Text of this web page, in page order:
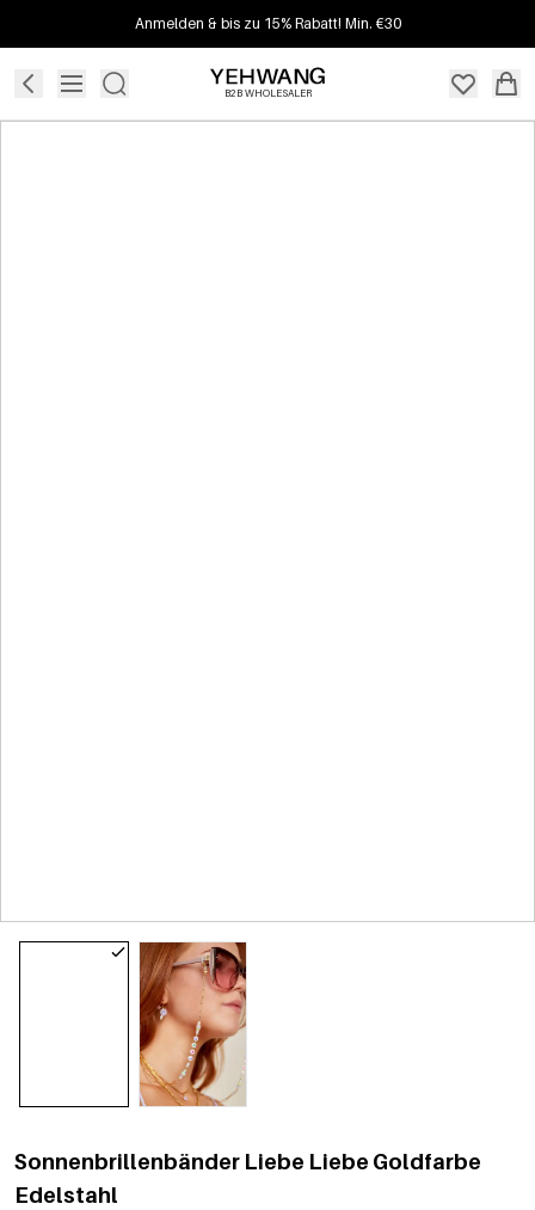
Anmelden & bis zu 15% Rabatt! Min. €30
B2B WHOLESALER
Sonnenbrillenbänder Liebe Liebe Goldfarbe
Edelstahl